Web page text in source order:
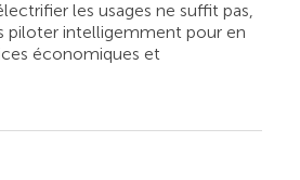
les usages ne suffit pas,
piloter intelligemment pour en
économiques et